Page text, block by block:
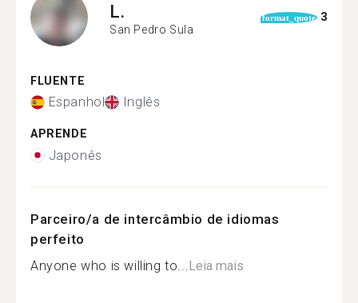
L.
San Pedro Sula
format_quote 3
FLUENTE
Espanhol Inglês
APRENDE
Japonês
Parceiro/a de intercâmbio de idiomas
perfeito
Anyone who is willing to... Leia mais